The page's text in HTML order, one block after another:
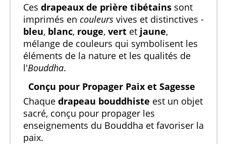
Ces drapeaux de prière tibétains sont
imprimés en couleurs vives et distinctives -
bleu, blanc, rouge, vert et jaune,
mélange de couleurs qui symbolisent les
éléments de la nature et les qualités de
l'Bouddha.
Conçu pour Propager Paix et Sagesse
Chaque drapeau bouddhiste est un objet
sacré, conçu pour propager les
enseignements du Bouddha et favoriser la
paix.